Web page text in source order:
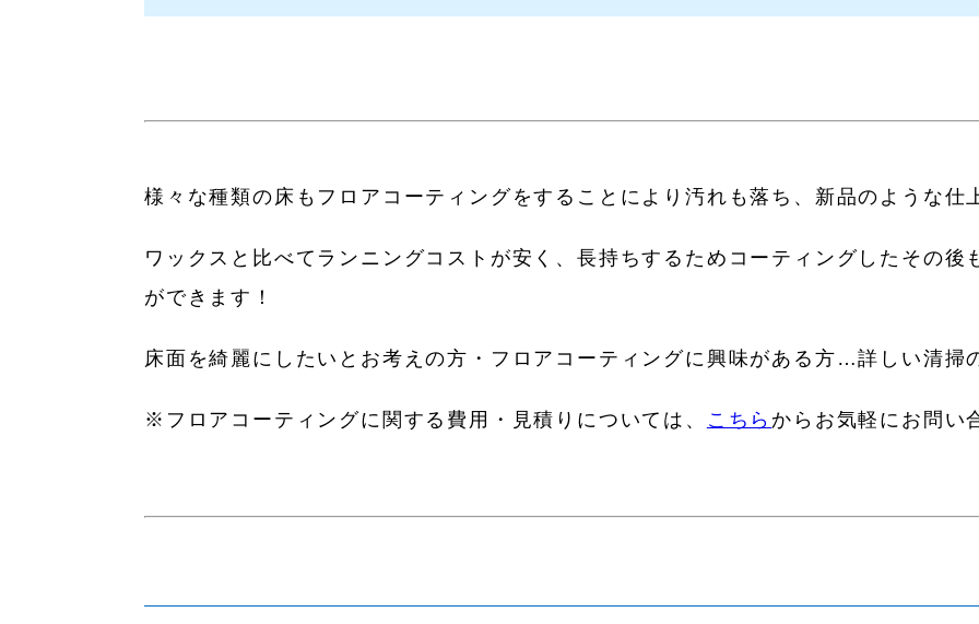
様々な種類の床もフロアコーティングをすることにより汚れも落ち、新品のような仕
ワックスと比べてランニングコストが安く、長持ちするためコーティングしたその後
ができます！
床面を綺麗にしたいとお考えの方・フロアコーティングに興味がある方…詳しい清掃
※フロアコーティングに関する費用・見積りについては、 こちらからお気軽にお問い